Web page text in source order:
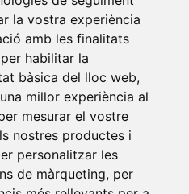
la vostra experiència
amb les finalitats
per habilitar la
bàsica del lloc web,
millor experiència al
mesurar el vostre
nostres productes i
personalitzar les
de màrqueting, per
•Universitat d'Alacant
Universitat Autònoma de
Barcelona•Universitat
Universitat de Girona •
Balears• Universitat
•Universitat Jaume I
Miguel Hernández
de Catalunya•Universitat